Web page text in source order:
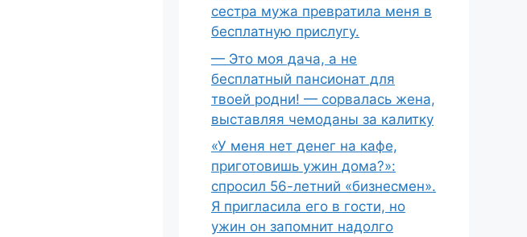
сестра мужа превратила меня в
бесплатную прислугу.
— Это моя дача, а не
бесплатный пансионат для
твоей родни! — сорвалась жена,
выставляя чемоданы за калитку
«У меня нет денег на кафе,
приготовишь ужин дома?»:
спросил 56-летний «бизнесмен».
Я пригласила его в гости, но
ужин он запомнит надолго